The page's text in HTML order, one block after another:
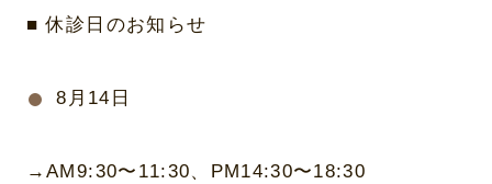
■ 休診日のお知らせ
8月14日
→AM9:30〜11:30、PM14:30〜18:30